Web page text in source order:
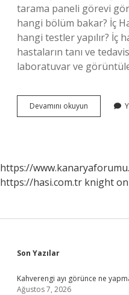
tarama paneli görevi
hangi bölüm bakar? İç
hangi testler yapılır? İç
hastaların tanı ve
laboratuvar ve
Devamını okuyun
Kan
https://
https://hasi.com.tr knight
Sidebar
Son Yazılar
Kahverengi ayı görünce ne
Ağustos 7, 2026